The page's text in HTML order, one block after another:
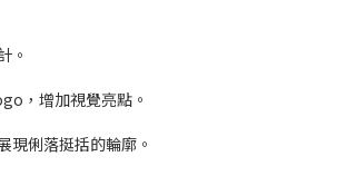
。
，增加視覺亮點。
現俐落挺括的輪廓。